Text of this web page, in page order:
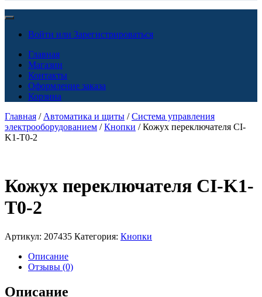
Войти или Зарегистрироваться
Главная
Магазин
Контакты
Оформление заказа
Корзина
Главная / Автоматика и щиты /Система управления
электрооборудованием /Кнопки / Кожух переключателя CI-
K1-T0-2
Кожух переключателя CI-K1-
T0-2
Артикул: 207435 Категория: Кнопки
Описание
Отзывы (0)
Описание